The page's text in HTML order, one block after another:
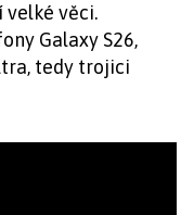
velké věci.
Galaxy S26,
tedy trojici